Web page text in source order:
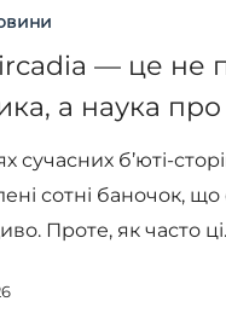
— це не
а наука
сучасних б’юті-
сотні баночок,
Проте, як часто